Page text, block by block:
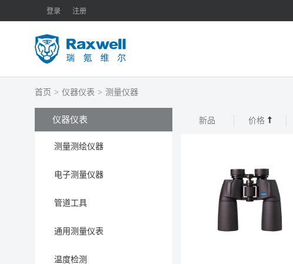
登录 注册
首页 > 仪器仪表 > 测量仪器
仪器仪表
测量测绘仪器
电子测量仪器
管道工具
通用测量仪表
温度检测
新品 价格